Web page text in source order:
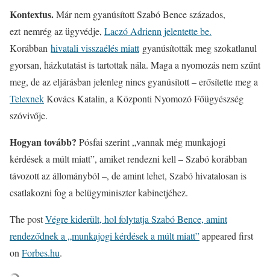
Kontextus.Már nem gyanúsított Szabó Bence százados,
ezt nemrég az ügyvédje, Laczó Adrienn jelentette be.
Korábban hivatali visszaélés miattgyanúsították meg szokatlanul
gyorsan, házkutatást is tartottak nála. Maga a nyomozás nem szűnt
meg, de az eljárásban jelenleg nincs gyanúsított – erősítette meg a
TelexnekKovács Katalin, a Központi Nyomozó Főügyészség
szóvivője.
Hogyan tovább? Pósfai szerint „vannak még munkajogi
kérdések a múlt miatt”, amiket rendezni kell – Szabó korábban
távozott az állományból –, de amint lehet, Szabó hivatalosan is
csatlakozni fog a belügyminiszter kabinetjéhez.
The postVégre kiderült, hol folytatja Szabó Bence, amint
rendeződnek a „munkajogi kérdések a múlt miatt”appeared first
on Forbes.hu.